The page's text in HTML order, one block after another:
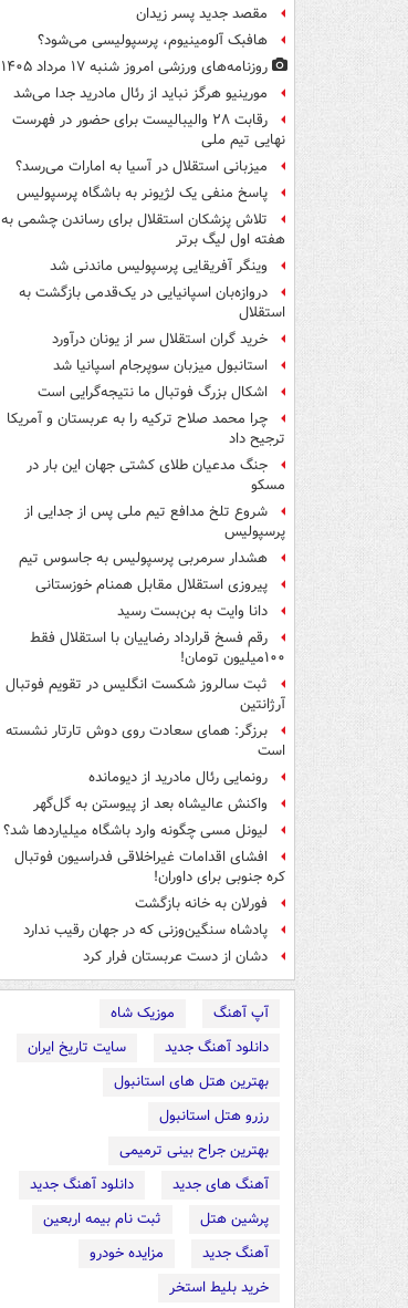
مقصد جدید پسر زیدان
هافبک آلومینیوم، پرسپولیسی می‌شود؟
روزنامه‌های ورزشی امروز ‌شنبه ۱۷ مرداد ۱۴۰۵
مورینیو هرگز نباید از رئال مادرید جدا می‌شد
رقابت ۲۸ والیبالیست برای حضور در فهرست
نهایی تیم ملی
میزبانی استقلال در آسیا به امارات می‌رسد؟
پاسخ منفی یک لژیونر به باشگاه پرسپولیس
تلاش پزشکان استقلال برای رساندن چشمی به
هفته اول لیگ برتر
وینگر آفریقایی پرسپولیس ماندنی شد
دروازه‌بان اسپانیایی در یک‌قدمی بازگشت به
استقلال
خرید گران استقلال سر از یونان درآورد
استانبول میزبان سوپرجام اسپانیا شد
اشکال بزرگ فوتبال ما نتیجه‌گرایی است
چرا محمد صلاح ترکیه را به عربستان و آمریکا
ترجیح داد
جنگ مدعیان طلای کشتی جهان این بار در
مسکو
شروع تلخ مدافع تیم ملی پس از جدایی از
پرسپولیس
هشدار سرمربی پرسپولیس به جاسوس تیم
پیروزی استقلال مقابل همنام خوزستانی
دانا وایت به بن‌بست رسید
رقم فسخ قرارداد رضاییان با استقلال فقط
۱۰۰میلیون تومان!
ثبت سالروز شکست انگلیس در تقویم فوتبال
آرژانتین
برزگر: همای سعادت روی دوش تارتار نشسته
است
رونمایی رئال مادرید از دیومانده
واکنش عالیشاه بعد از پیوستن به گل‌گهر
لیونل مسی چگونه وارد باشگاه میلیاردها شد؟
افشای اقدامات غیراخلاقی فدراسیون فوتبال
کره جنوبی برای داوران!
فورلان به خانه بازگشت
پادشاه سنگین‌وزنی که در جهان رقیب ندارد
دشان از دست عربستان فرار کرد
آپ آهنگ
موزیک شاه
دانلود آهنگ جدید
سایت تاریخ ایران
بهترین هتل های استانبول
رزرو هتل استانبول
بهترین جراح بینی ترمیمی
آهنگ های جدید
دانلود آهنگ جدید
پرشین هتل
ثبت نام بیمه اربعین
آهنگ جدید
مزایده خودرو
خرید بلیط استخر